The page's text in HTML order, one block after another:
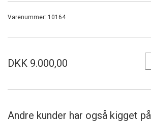
Varenummer: 10164
DKK 9.000,00
Andre kunder har også kigget på